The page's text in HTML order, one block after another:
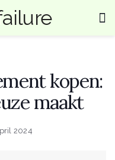
kopen:
maakt
2024